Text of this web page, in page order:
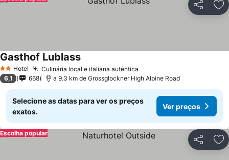
Partilhar
2 Estrelas
Hotel Culinária local e italiana autêntica
Gasthof Lublass
6,1 668 a 9.3 km de Grossglockner High Alpine Road
Selecione as datas para ver os preços
exatos.
Ver preços
Partilhar
Escolha popular